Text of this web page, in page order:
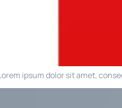
ipsum dolor sit amet,